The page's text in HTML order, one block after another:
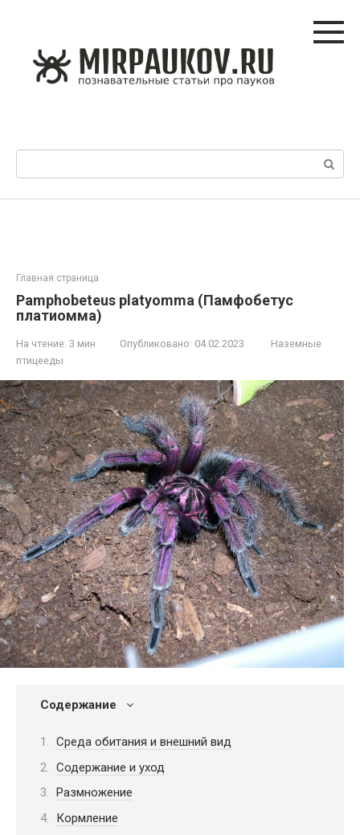
Главная страница
Pamphobeteus platyomma (Памфобетус
платиомма)
На чтение: 3 мин Опубликовано: 04.02.2023
Наземные
птицееды
Содержание
Среда обитания и внешний вид
Содержание и уход
Размножение
Кормление